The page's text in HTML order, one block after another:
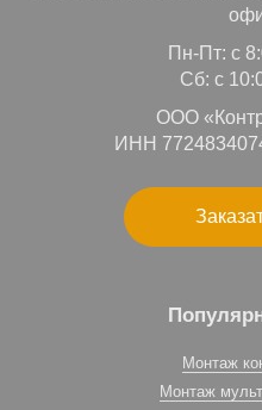
Пн-Пт: с
Сб: с
ООО
ИНН
Монтаж
Монтаж